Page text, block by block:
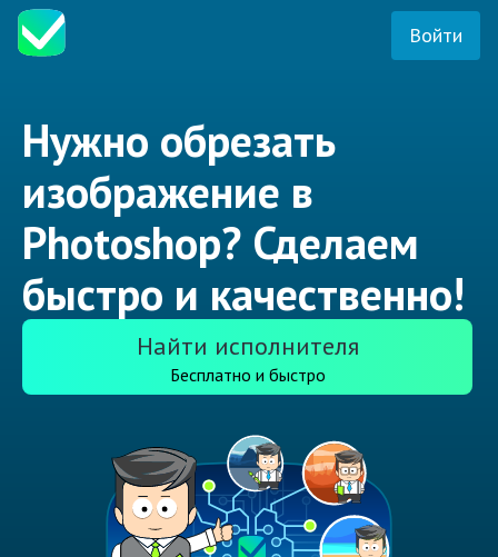
Войти
Нужно обрезать
изображение в
Photoshop? Сделаем
быстро и качественно!
Найти исполнителя
Бесплатно и быстро